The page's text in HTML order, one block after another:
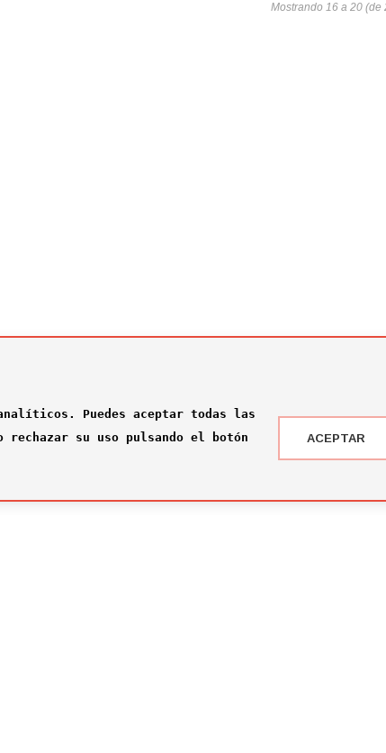
Mostrando 16 a 20 (de
Puedes aceptar todas las
su uso pulsando el botón
ACEPTAR